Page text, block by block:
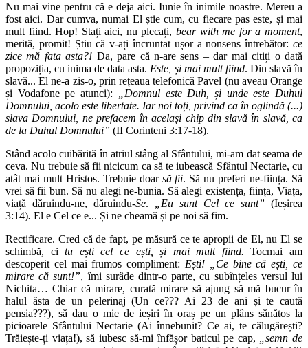
Nu mai vine pentru că e deja aici. Iunie în inimile noastre. Mereu a
fost aici. Dar cumva, numai El știe cum, cu fiecare pas este, și mai
mult fiind. Hop! Stați aici, nu plecați, bear with me for a moment,
merită, promit! Știu că v-ați încruntat ușor a nonsens întrebător: ce
zice mă fata asta?! Da, pare că n-are sens – dar mai citiți o dată
propoziția, cu inima de data asta.Este, și mai mult fiind. Din slavă în
slavă... El ne-a zis-o, prin rețeaua telefonică Pavel (nu aveau Orange
și Vodafone pe atunci): „Domnul este Duh, și unde este Duhul
Domnului, acolo este libertate. Iar noi toți, privind ca în oglindă (...)
slava Domnului, ne prefacem în același chip din slavă în slavă, ca
de la Duhul Domnului” (II Corinteni 3:17-18).
Stând acolo cuibărită în atriul stâng al Sfântului, mi-am dat seama de
ceva. Nu trebuie să fii nicicum ca să te iubească Sfântul Nectarie, cu
atât mai mult Hristos. Trebuie doar să fii. Să nu preferi ne-ființa. Să
vrei să fii bun. Să nu alegi ne-bunia. Să alegi existența, ființa, Viața,
viață dăruindu-ne, dăruindu-Se. „Eu sunt Cel ce sunt” (Ieșirea
3:14). El e Cel ce e... Și ne cheamă și pe noi să fim.
Rectificare. Cred că de fapt, pe măsură ce te apropii de El, nu El se
schimbă, citu ești cel ce ești, și mai mult fiind. Tocmai am
descoperit cel mai frumos compliment: Ești! „Ce bine că ești, ce
mirare că sunt!”, îmi surâde dintr-o parte, cu subînțeles versul lui
Nichita… Chiar că mirare, curată mirare să ajung să mă bucur în
halul ăsta de un pelerinaj (Un ce??? Ai 23 de ani și te caută
pensia???), să dau o mie de ieșiri în oraș pe un plâns sănătos la
picioarele Sfântului Nectarie (Ai înnebunit? Ce ai, te călugărești?
Trăiește-ți viața!), să iubesc să-mi înfășor baticul pe cap, „semn de